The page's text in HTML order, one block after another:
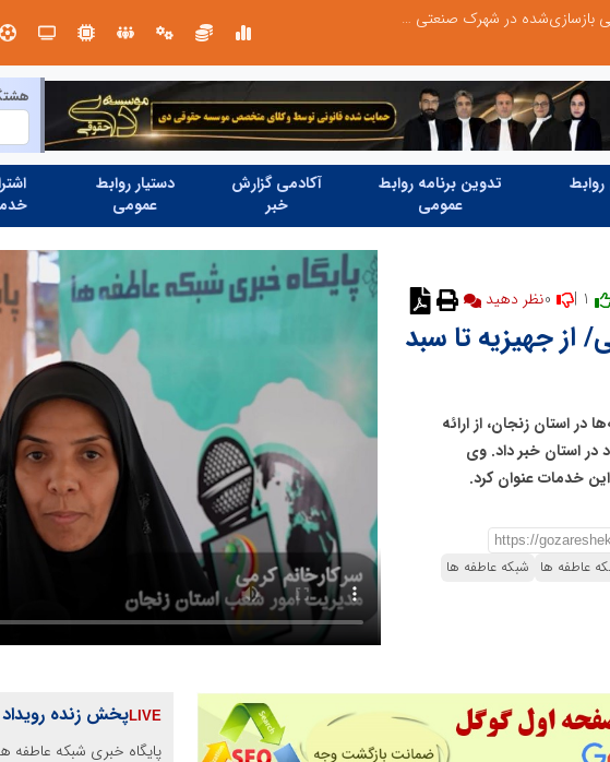
بازدید وزیر نیرو از روند برق‌رسانی به واحدهای صنعتی بازسازی‌شده در شهرک صنعتی شمس‌آباد گزارش اجمالی اجرای طرح ملی مهتاب در ۱۷ شهرستان استان تهران
تدوین برنامه روابط
عمومی
آکادمی گزارش
خبر
دستیار روابط
عمومی
نظر دهید
از جهیزیه تا سبد
در استان زنجان، از ارائه
استان خبر داد. وی
خدمات عنوان کرد.
عاطفه ها شبکه عاطفه ها
پخش زنده رویداد
پایگاه خبری شبکه عاطفه